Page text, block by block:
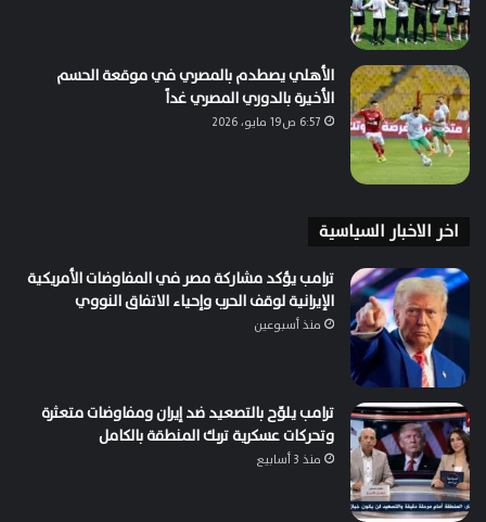
الأهلي يصطدم بالمصري في موقعة الحسم
الأخيرة بالدوري المصري غداً
6:57 ص19 مايو، 2026
اخر الاخبار السياسية
ترامب يؤكد مشاركة مصر في المفاوضات الأمريكية
الإيرانية لوقف الحرب وإحياء الاتفاق النووي
منذ أسبوعين
ترامب يلوّح بالتصعيد ضد إيران ومفاوضات متعثرة
وتحركات عسكرية تربك المنطقة بالكامل
منذ 3 أسابيع